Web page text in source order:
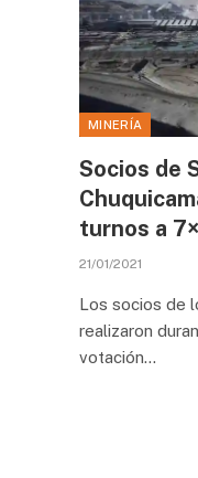
MINERÍA
Socios de
turnos a
21/01/2021
Los socios de
realizaron
votación…